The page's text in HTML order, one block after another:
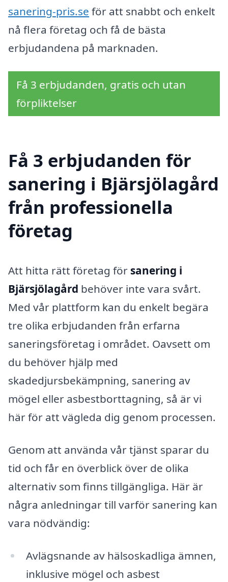
sanering-pris.se för att snabbt och enkelt
nå flera företag och få de bästa
erbjudandena på marknaden.
Få 3 erbjudanden, gratis och utan
förpliktelser
Få 3 erbjudanden för
sanering i Bjärsjölagård
från professionella
företag
Att hitta rätt företag för sanering i
Bjärsjölagård behöver inte vara svårt.
Med vår plattform kan du enkelt begära
tre olika erbjudanden från erfarna
saneringsföretag i området. Oavsett om
du behöver hjälp med
skadedjursbekämpning, sanering av
mögel eller asbestborttagning, så är vi
här för att vägleda dig genom processen.
Genom att använda vår tjänst sparar du
tid och får en överblick över de olika
alternativ som finns tillgängliga. Här är
några anledningar till varför sanering kan
vara nödvändig:
Avlägsnande av hälsoskadliga ämnen,
inklusive mögel och asbest